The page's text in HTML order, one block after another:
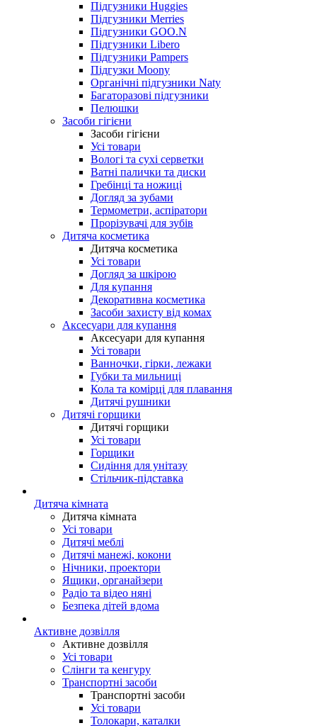
Підгузники Huggies
Підгузники Merries
Підгузники GOO.N
Підгузники Libero
Підгузники Pampers
Підгузки Moony
Органічні підгузники Naty
Багаторазові підгузники
Пелюшки
Засоби гігієни
Засоби гігієни
Усі товари
Вологі та сухі серветки
Ватні палички та диски
Гребінці та ножиці
Догляд за зубами
Термометри, аспіратори
Прорізувачі для зубів
Дитяча косметика
Дитяча косметика
Усі товари
Догляд за шкірою
Для купання
Декоративна косметика
Засоби захисту від комах
Аксесуари для купання
Аксесуари для купання
Усі товари
Ванночки, гірки, лежаки
Губки та мильниці
Кола та комірці для плавання
Дитячі рушники
Дитячі горщики
Дитячі горщики
Усі товари
Горщики
Сидіння для унітазу
Стільчик-підставка
Дитяча кімната
Дитяча кімната
Усі товари
Дитячі меблі
Дитячі манежі, кокони
Нічники, проектори
Ящики, органайзери
Радіо та відео няні
Безпека дітей вдома
Активне дозвілля
Активне дозвілля
Усі товари
Слінги та кенгуру
Транспортні засоби
Транспортні засоби
Усі товари
Толокари, каталки